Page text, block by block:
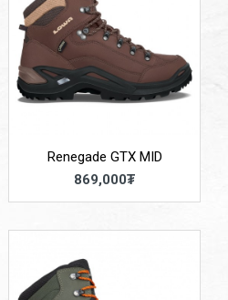
Renegade GTX MID
869,000₮